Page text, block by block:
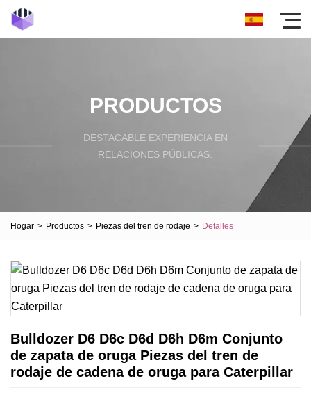
PRODUCTOS
DESTACABLE EXPERIENCIA EN
RELACIONES PÚBLICAS.
Hogar > Productos > Piezas del tren de rodaje > Detalles
Bulldozer D6 D6c D6d D6h D6m Conjunto
de zapata de oruga Piezas del tren de
rodaje de cadena de oruga para Caterpillar